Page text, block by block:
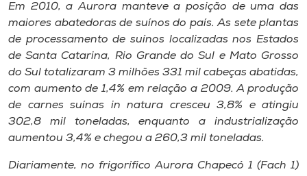
A+
A-
Em 2010, a Aurora manteve a posição de uma das
maiores abatedoras de suínos do país. As sete plantas
de processamento de suínos localizadas nos Estados
de Santa Catarina, Rio Grande do Sul e Mato Grosso
do Sul totalizaram 3 milhões 331 mil cabeças abatidas,
com aumento de 1,4% em relação a 2009. A produção
de carnes suínas in natura cresceu 3,8% e atingiu
302,8 mil toneladas, enquanto a industrialização
aumentou 3,4% e chegou a 260,3 mil toneladas.
Diariamente, no frigorífico Aurora Chapecó 1 (Fach 1)